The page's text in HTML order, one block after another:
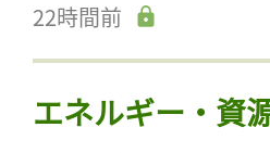
22時間前
エネルギー・資